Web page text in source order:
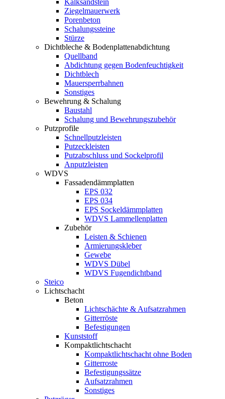
Kalksandstein
Ziegelmauerwerk
Porenbeton
Schalungssteine
Stürze
Dichtbleche & Bodenplattenabdichtung
Quellband
Abdichtung gegen Bodenfeuchtigkeit
Dichtblech
Mauersperrbahnen
Sonstiges
Bewehrung & Schalung
Baustahl
Schalung und Bewehrungszubehör
Putzprofile
Schnellputzleisten
Putzeckleisten
Putzabschluss und Sockelprofil
Anputzleisten
WDVS
Fassadendämmplatten
EPS 032
EPS 034
EPS Sockeldämmplatten
WDVS Lammellenplatten
Zubehör
Leisten & Schienen
Armierungskleber
Gewebe
WDVS Dübel
WDVS Fugendichtband
Steico
Lichtschacht
Beton
Lichtschächte & Aufsatzrahmen
Gitterröste
Befestigungen
Kunststoff
Kompaktlichtschacht
Kompaktlichtschacht ohne Boden
Gitterroste
Befestigungssätze
Aufsatzrahmen
Sonstiges